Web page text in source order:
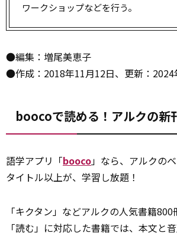
ワークショップなどを行う。
●編集：増尾美恵子
●作成：2018年11月12日、更新：2024
boocoで読める！アルクの新
語学アプリ「booco」なら、アルクの
タイトル以上が、学習し放題！
「キクタン」などアルクの人気書籍800
「読む」に対応した書籍では、本文と